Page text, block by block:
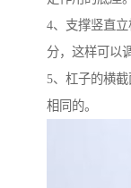
4、支撑竖直
分，这样可以
5、杠子的横
相同的。